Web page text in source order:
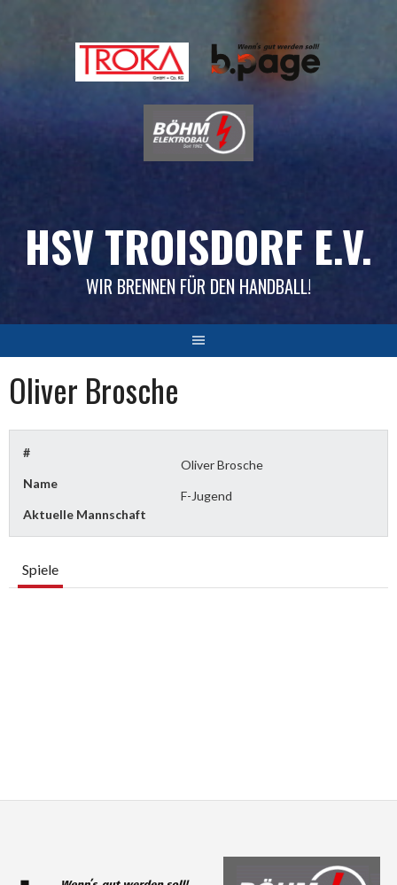
HSV TROISDORF E.V.
WIR BRENNEN FÜR DEN HANDBALL!
Oliver Brosche
#
Name
Oliver Brosche
Aktuelle Mannschaft
F-Jugend
Spiele